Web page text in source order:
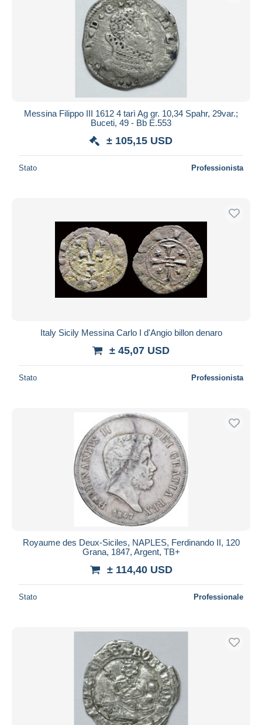
Messina Filippo III 1612 4 tarì Ag gr. 10,34 Spahr, 29var.;
Buceti, 49 - Bb E.553
± 105,15 USD
Stato Professionista
Italy Sicily Messina Carlo I d'Angio billon denaro
± 45,07 USD
Stato Professionista
Royaume des Deux-Siciles, NAPLES, Ferdinando II, 120
Grana, 1847, Argent, TB+
± 114,40 USD
Stato Professionale